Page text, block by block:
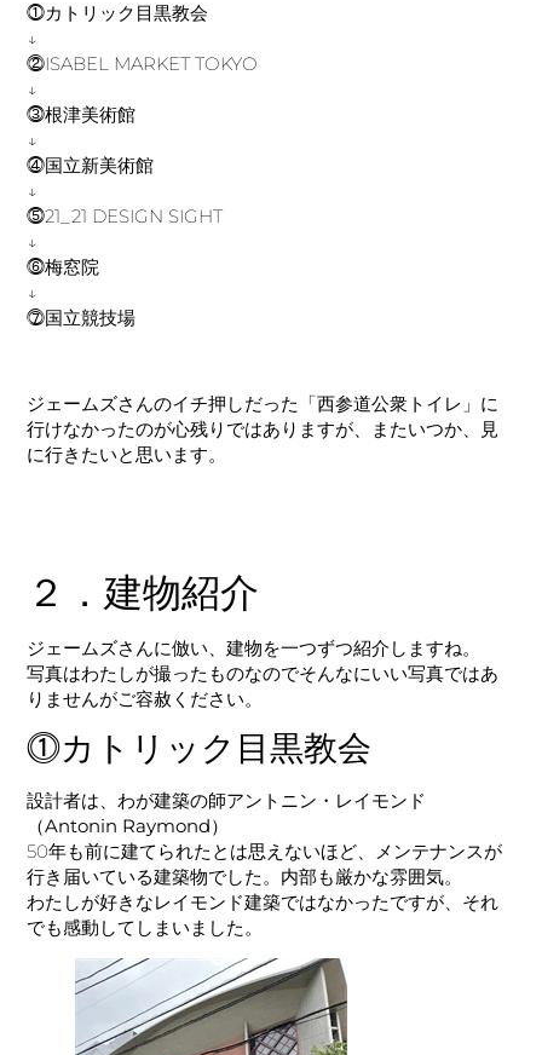
⓵カトリック目黒教会
↓
⓶ISABEL MARKET TOKYO
↓
⓷根津美術館
↓
⓸国立新美術館
↓
⓹21_21 DESIGN SIGHT
↓
⓺梅窓院
↓
⓻国立競技場
ジェームズさんのイチ押しだった「西参道公衆トイレ」に
行けなかったのが心残りではありますが、またいつか、見
に行きたいと思います。
２．建物紹介
ジェームズさんに倣い、建物を一つずつ紹介しますね。
写真はわたしが撮ったものなのでそんなにいい写真ではあ
りませんがご容赦ください。
⓵カトリック目黒教会
設計者は、わが建築の師アントニン・レイモンド
（Antonin Raymond）
50年も前に建てられたとは思えないほど、メンテナンスが
行き届いている建築物でした。内部も厳かな雰囲気。
わたしが好きなレイモンド建築ではなかったですが、それ
でも感動してしまいました。